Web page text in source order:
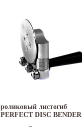
роликовый листогиб
PERFECT DISC